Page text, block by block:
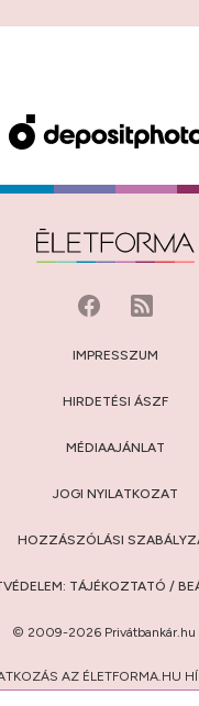
IMPRESSZUM
HIRDETÉSI ÁSZF
MÉDIAAJÁNLAT
JOGI NYILATKOZAT
HOZZÁSZÓLÁSI
TÁJÉKOZTATÓ /
© 2009-2026 Privátbankár.hu
AZ ÉLETFORMA.HU